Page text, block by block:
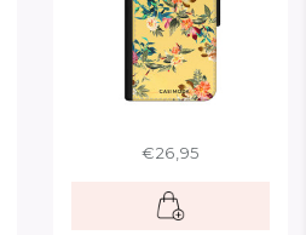
€26,95